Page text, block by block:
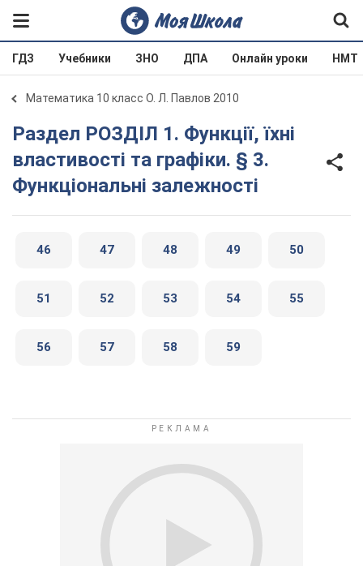
ГДЗ Учебники ЗНО ДПА Онлайн уроки НМТ
Математика 10 класс О. Л. Павлов 2010
Раздел РОЗДІЛ 1. Функції, їхні
властивості та графіки. § 3.
Функціональні залежності
46 47 48 49 50
51 52 53 54 55
56 57 58 59